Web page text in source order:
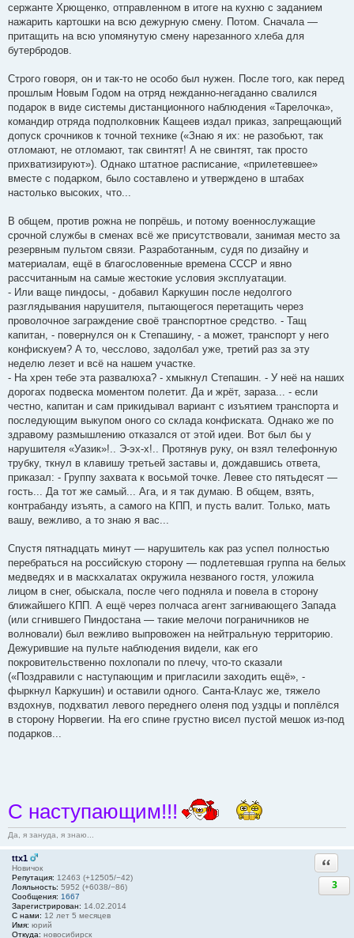
сержанте Хрющенко, отправленном в итоге на кухню с заданием
нажарить картошки на всю дежурную смену. Потом. Сначала —
притащить на всю упомянутую смену нарезанного хлеба для
бутербродов.
Строго говоря, он и так-то не особо был нужен. После того, как перед
прошлым Новым Годом на отряд нежданно-негаданно свалился
подарок в виде системы дистанционного наблюдения «Тарелочка»,
командир отряда подполковник Кащеев издал приказ, запрещающий
допуск срочников к точной технике («Знаю я их: не разобьют, так
отломают, не отломают, так свинтят! А не свинтят, так просто
прихватизируют»). Однако штатное расписание, «прилетевшее»
вместе с подарком, было составлено и утверждено в штабах
настолько высоких, что...
В общем, против рожна не попрёшь, и потому военнослужащие
срочной службы в сменах всё же присутствовали, занимая место за
резервным пультом связи. Разработанным, судя по дизайну и
материалам, ещё в благословенные времена СССР и явно
рассчитанным на самые жестокие условия эксплуатации.
- Или ваще пиндосы, - добавил Каркушин после недолгого
разглядывания нарушителя, пытающегося перетащить через
проволочное заграждение своё транспортное средство. - Тащ
капитан, - повернулся он к Степашину, - а может, транспорт у него
конфискуем? А то, чесслово, задолбал уже, третий раз за эту
неделю лезет и всё на нашем участке.
- На хрен тебе эта развалюха? - хмыкнул Степашин. - У неё на наших
дорогах подвеска моментом полетит. Да и жрёт, зараза... - если
честно, капитан и сам прикидывал вариант с изъятием транспорта и
последующим выкупом оного со склада конфиската. Однако же по
здравому размышлению отказался от этой идеи. Вот был бы у
нарушителя «Уазик»!.. Э-эх-х!.. Протянув руку, он взял телефонную
трубку, ткнул в клавишу третьей заставы и, дождавшись ответа,
приказал: - Группу захвата к восьмой точке. Левее сто пятьдесят —
гость... Да тот же самый... Ага, и я так думаю. В общем, взять,
контрабанду изъять, а самого на КПП, и пусть валит. Только, мать
вашу, вежливо, а то знаю я вас...
Спустя пятнадцать минут — нарушитель как раз успел полностью
перебраться на российскую сторону — подлетевшая группа на белых
медведях и в маскхалатах окружила незваного гостя, уложила
лицом в снег, обыскала, после чего подняла и повела в сторону
ближайшего КПП. А ещё через полчаса агент загнивающего Запада
(или сгнившего Пиндостана — такие мелочи пограничников не
волновали) был вежливо выпровожен на нейтральную территорию.
Дежурившие на пульте наблюдения видели, как его
покровительственно похлопали по плечу, что-то сказали
(«Поздравили с наступающим и пригласили заходить ещё», -
фыркнул Каркушин) и оставили одного. Санта-Клаус же, тяжело
вздохнув, подхватил левого переднего оленя под уздцы и поплёлся
в сторону Норвегии. На его спине грустно висел пустой мешок из-под
подарков...
С наступающим!!!
Да, я зануда, я знаю...
ttx1
Новичок
Репутация: 12463 (+12505/−42)
Лояльность: 5952 (+6038/−86)
Сообщения: 1667
Зарегистрирован: 14.02.2014
С нами: 12 лет 5 месяцев
Имя: юрий
Откуда: новосибирск
3